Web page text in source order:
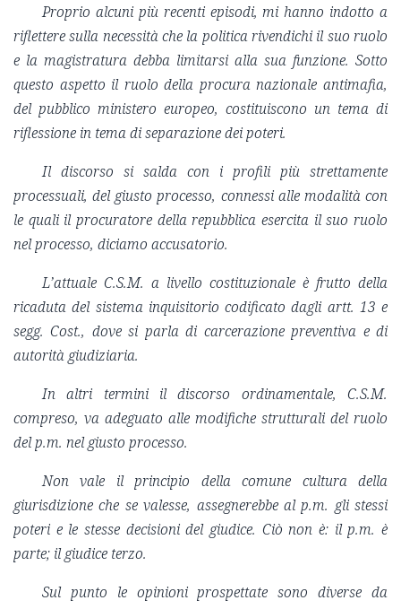
Proprio alcuni più recenti episodi, mi hanno indotto a
riflettere sulla necessità che la politica rivendichi il suo ruolo
e la magistratura debba limitarsi alla sua funzione. Sotto
questo aspetto il ruolo della procura nazionale antimafia,
del pubblico ministero europeo, costituiscono un tema di
riflessione in tema di separazione dei poteri.
Il discorso si salda con i profili più strettamente
processuali, del giusto processo, connessi alle modalità con
le quali il procuratore della repubblica esercita il suo ruolo
nel processo, diciamo accusatorio.
L’attuale C.S.M. a livello costituzionale è frutto della
ricaduta del sistema inquisitorio codificato dagli artt. 13 e
segg. Cost., dove si parla di carcerazione preventiva e di
autorità giudiziaria.
In altri termini il discorso ordinamentale, C.S.M.
compreso, va adeguato alle modifiche strutturali del ruolo
del p.m. nel giusto processo.
Non vale il principio della comune cultura della
giurisdizione che se valesse, assegnerebbe al p.m. gli stessi
poteri e le stesse decisioni del giudice. Ciò non è: il p.m. è
parte; il giudice terzo.
Sul punto le opinioni prospettate sono diverse da